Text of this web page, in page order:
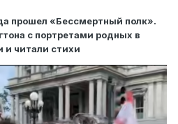
прошел «Бессмертный полк».
с портретами родных в
и читали стихи